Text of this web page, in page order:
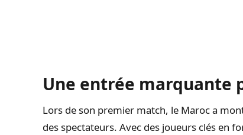
Une entrée marquante
Lors de son premier match, le Maroc a
des spectateurs. Avec des joueurs clés en